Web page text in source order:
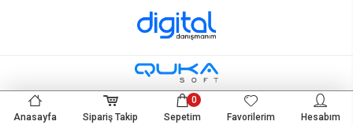
Anasayfa Sipariş Takip Sepetim
0
Favorilerim
Hesabım